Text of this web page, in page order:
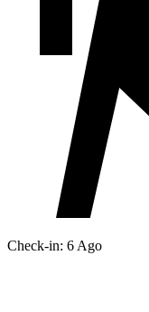
Check-in: 6 Ago